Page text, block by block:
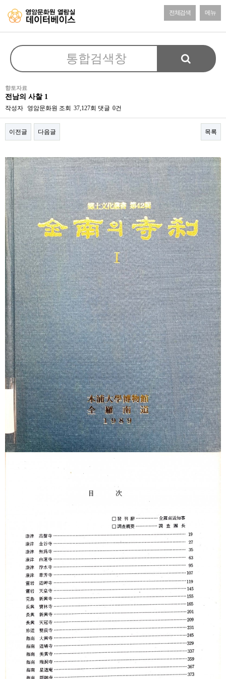
전체검색 메뉴
향토자료
전남의 사찰 1
작성자 영암문화원 조회 37,127회 댓글 0건
이전글 다음글 목록
본문